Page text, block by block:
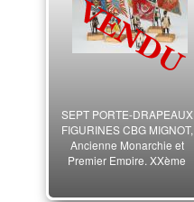
SEPT PORTE-DRAPEAUX
FIGURINES CBG MIGNOT,
Ancienne Monarchie et
Premier Empire, XXème